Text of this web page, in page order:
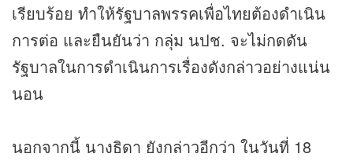
เรียบร้อย ทำให้รัฐบาลพรรคเพื่อไทยต้องดำเนิน
การต่อ และยืนยันว่า กลุ่ม นปช. จะไม่กดดัน
รัฐบาลในการดำเนินการเรื่องดังกล่าวอย่างแน่น
นอน
นอกจากนี้ นางธิดา ยังกล่าวอีกว่า ในวันที่ 18